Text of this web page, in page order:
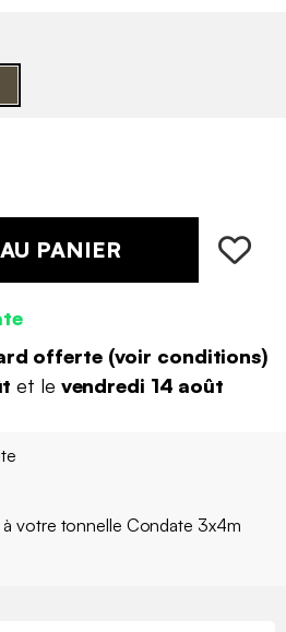
PANIER
offerte (voir conditions)
et le vendredi 14 août
à votre tonnelle Condate 3x4m